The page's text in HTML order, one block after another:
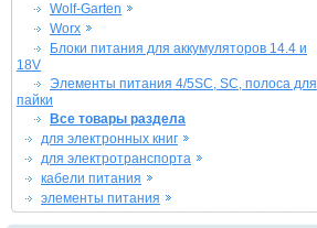
Wolf-Garten
Worx
Блоки питания для аккумуляторов 14.4 и
18V
Элементы питания 4/5SC, SC, полоса для
пайки
Все товары раздела
для электронных книг
для электротранспорта
кабели питания
элементы питания